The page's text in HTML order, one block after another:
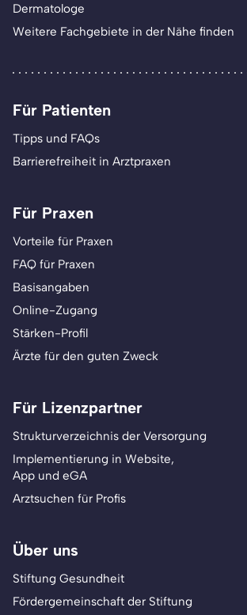
Dermatologe
Weitere Fachgebiete in der Nähe finden
Für Patienten
Tipps und FAQs
Barrierefreiheit in Arztpraxen
Für Praxen
Vorteile für Praxen
FAQ für Praxen
Basisangaben
Online-Zugang
Stärken-Profil
Ärzte für den guten Zweck
Für Lizenzpartner
Strukturverzeichnis der Versorgung
Implementierung in Website,
App und eGA
Arztsuchen für Profis
Über uns
Stiftung Gesundheit
Fördergemeinschaft der Stiftung